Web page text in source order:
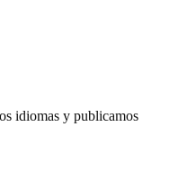
idiomas y publicamos